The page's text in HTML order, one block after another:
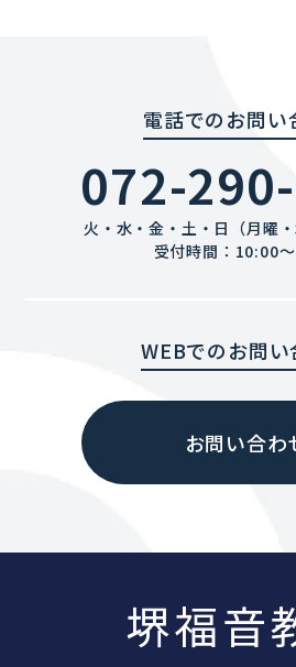
電話でのお問い
072-
火・水・金・土・日（月曜・
受付時間：10:00
WEBでのお問い
お問い合わ
堺福音